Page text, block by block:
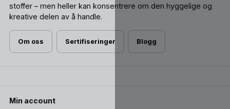
stoffer – men heller kan konsentrere om den hyggelige og
kreative delen av å handle.
Om oss Sertifiseringer Blogg
Min account